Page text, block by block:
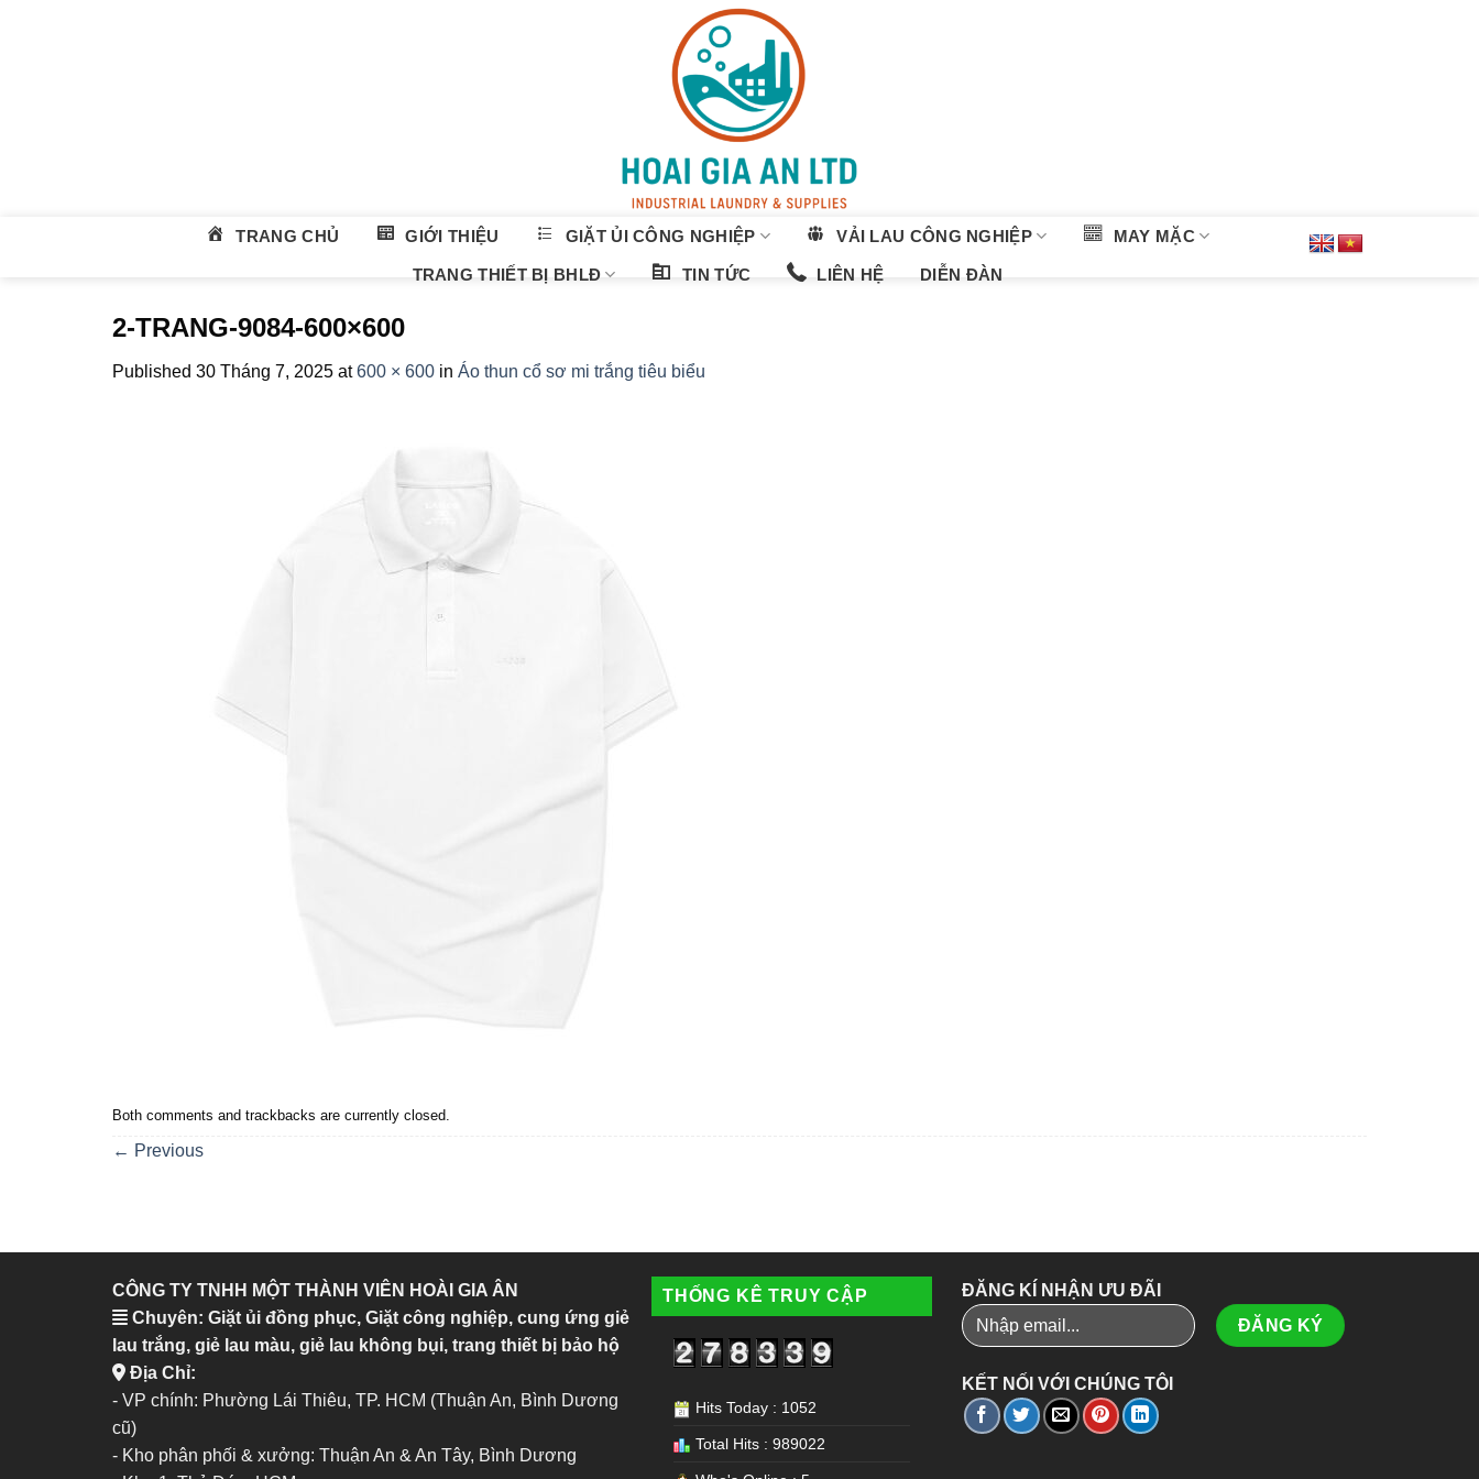
TRANG CHỦ GIỚI THIỆU GIẶT ỦI CÔNG NGHIỆP VẢI LAU CÔNG NGHIỆP MAY MẶC
TRANG THIẾT BỊ BHLĐ TIN TỨC LIÊN HỆ DIỄN ĐÀN
2-TRANG-9084-600×600
Published 30 Tháng 7, 2025 at600 × 600 in Áo thun cổ sơ mi trắng tiêu biểu
Both comments and trackbacks are currently closed.
← Previous
CÔNG TY TNHH MỘT THÀNH VIÊN HOÀI GIA ÂN
Chuyên: Giặt ủi đồng phục, Giặt công nghiệp, cung ứng giẻ
lau trắng, giẻ lau màu, giẻ lau không bụi, trang thiết bị bảo hộ
Địa Chỉ:
- VP chính: Phường Lái Thiêu, TP. HCM (Thuận An, Bình Dương
cũ)
- Kho phân phối & xưởng: Thuận An & An Tây, Bình Dương
THỐNG KÊ TRUY CẬP
Hits Today : 1052
Total Hits : 989022
ĐĂNG KÍ NHẬN ƯU ĐÃI
KẾT NỐI VỚI CHÚNG TÔI